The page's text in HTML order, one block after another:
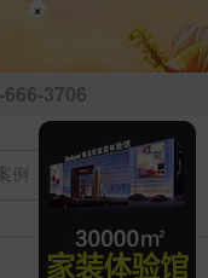
×
3706